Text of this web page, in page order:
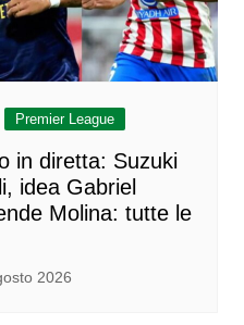
Premier League
in diretta: Suzuki
idea Gabriel
Molina: tutte le
2026